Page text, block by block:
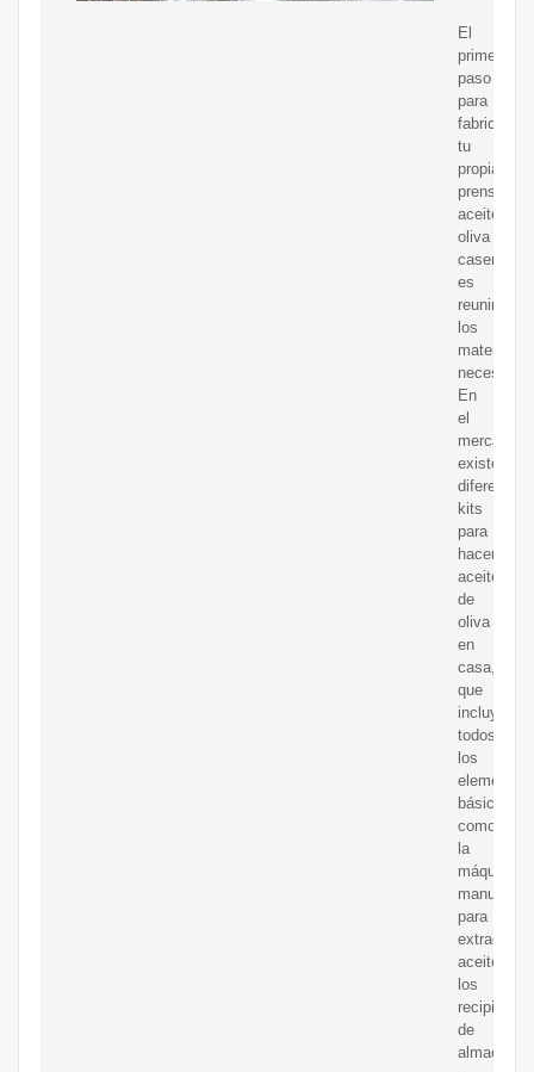
El
primer
paso
para
fabricar
tu
propia
prensa
aceite
oliva
casera
es
reunir
los
materiales
En
el
mercado
existen
diferentes
kits
para
hacer
aceite
de
oliva
en
casa,
que
incluyen
todos
los
elementos
básicos
como
la
máquina
manual
para
extraer
aceite,
los
recipientes
de